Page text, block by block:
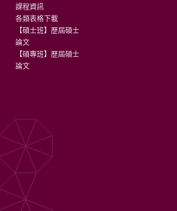
課程資訊
各類表格下載
【碩士班】歷屆碩士
論文
【碩專班】歷屆碩士
論文